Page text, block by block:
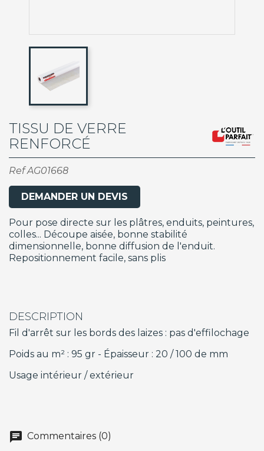
TISSU DE VERRE
RENFORCÉ
Ref AG01668
DEMANDER UN DEVIS
Pour pose directe sur les plâtres, enduits, peintures,
colles... Découpe aisée, bonne stabilité
dimensionnelle, bonne diffusion de l'enduit.
Repositionnement facile, sans plis
DESCRIPTION
Fil d'arrêt sur les bords des laizes : pas d'effilochage
Poids au m² : 95 gr - Épaisseur : 20 / 100 de mm
Usage intérieur / extérieur
chat Commentaires (0)